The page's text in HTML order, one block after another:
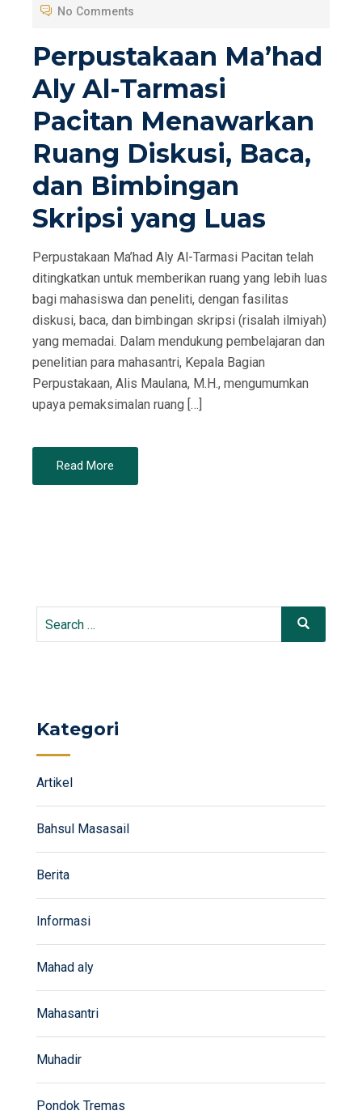
E
O
N
No Comments
Perpustakaan Ma’had
Aly Al-Tarmasi
Pacitan Menawarkan
Ruang Diskusi, Baca,
dan Bimbingan
Skripsi yang Luas
Perpustakaan Ma’had Aly Al-Tarmasi Pacitan telah
ditingkatkan untuk memberikan ruang yang lebih luas
bagi mahasiswa dan peneliti, dengan fasilitas
diskusi, baca, dan bimbingan skripsi (risalah ilmiyah)
yang memadai. Dalam mendukung pembelajaran dan
penelitian para mahasantri, Kepala Bagian
Perpustakaan, Alis Maulana, M.H., mengumumkan
upaya pemaksimalan ruang […]
Read More
Search
Search
Kategori
Artikel
Bahsul Masasail
Berita
Informasi
Mahad aly
Mahasantri
Muhadir
Pondok Tremas